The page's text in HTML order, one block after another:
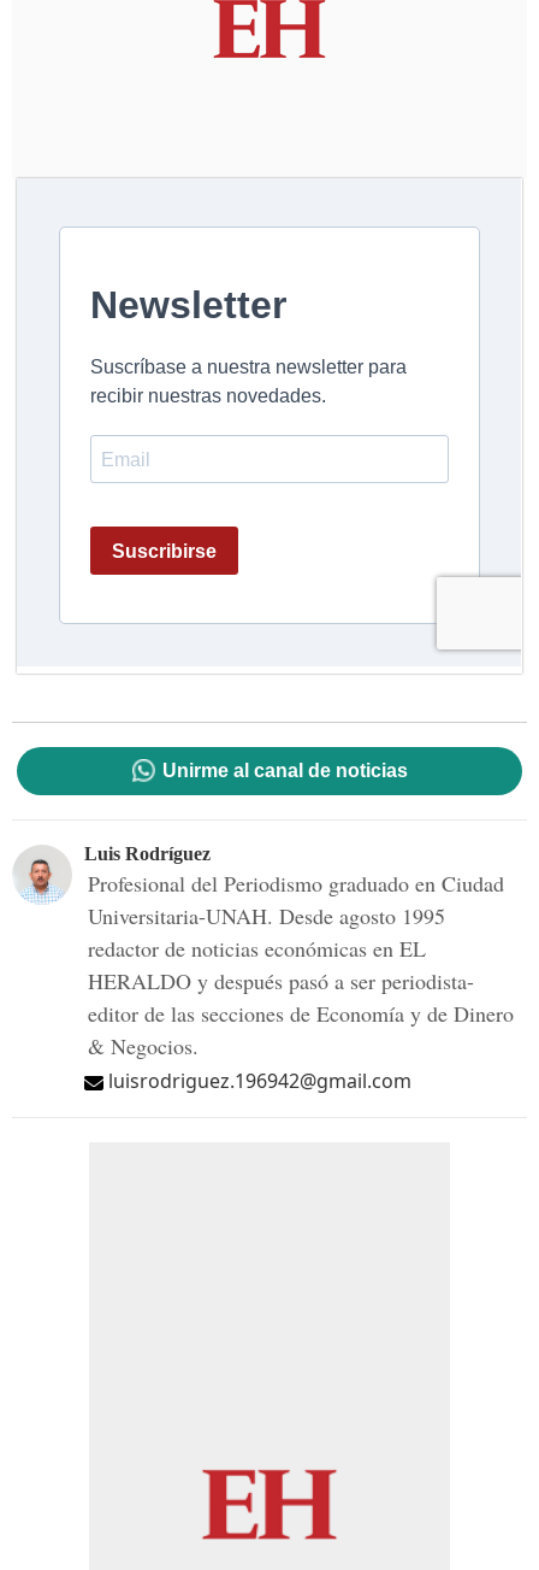
Unirme al canal de noticias
Luis Rodríguez
Profesional del Periodismo graduado en Ciudad
Universitaria-UNAH. Desde agosto 1995
redactor de noticias económicas en EL
HERALDO y después pasó a ser periodista-
editor de las secciones de Economía y de Dinero
& Negocios.
luisrodriguez.196942@gmail.com